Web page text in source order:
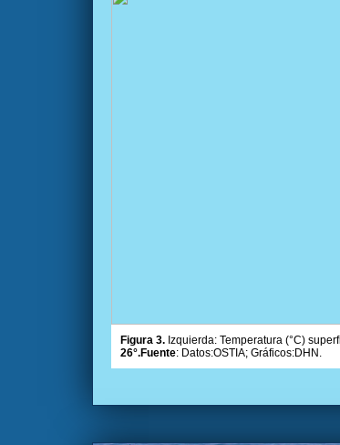
Figura 3. Izquierda: Temperatura (°C)
26°.Fuente: Datos:OSTIA; Gráficos:DHN.